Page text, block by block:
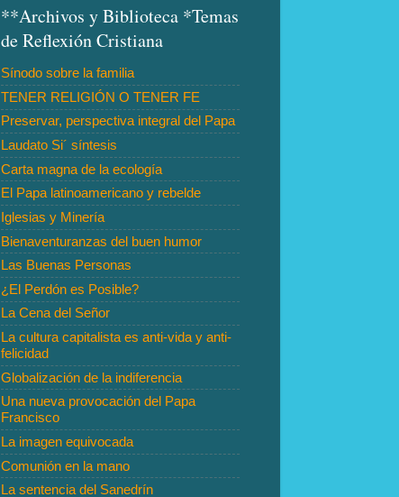
**Archivos y Biblioteca *Temas
de Reflexión Cristiana
Sínodo sobre la familia
TENER RELIGIÓN O TENER FE
Preservar, perspectiva integral del Papa
Laudato Si´ síntesis
Carta magna de la ecología
El Papa latinoamericano y rebelde
Iglesias y Minería
Bienaventuranzas del buen humor
Las Buenas Personas
¿El Perdón es Posible?
La Cena del Señor
La cultura capitalista es anti-vida y anti-
felicidad
Globalización de la indiferencia
Una nueva provocación del Papa
Francisco
La imagen equivocada
Comunión en la mano
La sentencia del Sanedrín